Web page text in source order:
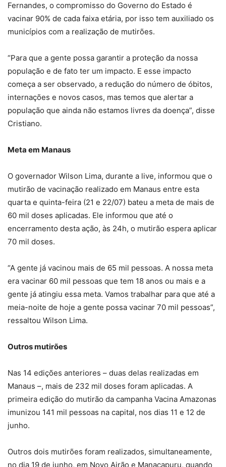
Fernandes, o compromisso do Governo do Estado é
vacinar 90% de cada faixa etária, por isso tem auxiliado os
municípios com a realização de mutirões.
“Para que a gente possa garantir a proteção da nossa
população e de fato ter um impacto. E esse impacto
começa a ser observado, a redução do número de óbitos,
internações e novos casos, mas temos que alertar a
população que ainda não estamos livres da doença”, disse
Cristiano.
Meta em Manaus
O governador Wilson Lima, durante a live, informou que o
mutirão de vacinação realizado em Manaus entre esta
quarta e quinta-feira (21 e 22/07) bateu a meta de mais de
60 mil doses aplicadas. Ele informou que até o
encerramento desta ação, às 24h, o mutirão espera aplicar
70 mil doses.
“A gente já vacinou mais de 65 mil pessoas. A nossa meta
era vacinar 60 mil pessoas que tem 18 anos ou mais e a
gente já atingiu essa meta. Vamos trabalhar para que até a
meia-noite de hoje a gente possa vacinar 70 mil pessoas”,
ressaltou Wilson Lima.
Outros mutirões
Nas 14 edições anteriores – duas delas realizadas em
Manaus –, mais de 232 mil doses foram aplicadas. A
primeira edição do mutirão da campanha Vacina Amazonas
imunizou 141 mil pessoas na capital, nos dias 11 e 12 de
junho.
Outros dois mutirões foram realizados, simultaneamente,
no dia 19 de junho, em Novo Airão e Manacapuru, quando